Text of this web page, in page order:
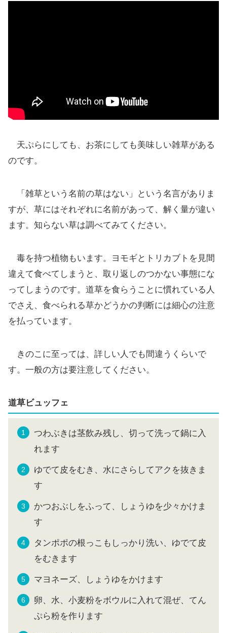
天ぷらにしても、お茶にしても美味しい雑草がある
のです。
「雑草という名前の草はない」という名言がありま
すが、草にはそれぞれに名前があって、解く量が違い
ます。知らない草は調べてみてください。
毒を持つ植物もいます。ヨモギとトリカブトを見間
違えて食べてしまうと、取り返しのつかない事態にな
ってしまうのです。道草を食らうことに慣れている人
でさえ、食べられる草かどうかの判断には細心の注意
を払っています。
きのこに至っては、詳しい人でも間違うくらいで
す。一般の方は要注意してください。
道草ビュッフェ
つわぶきは茎飲み残し、切って洗って鍋に入
れます
ゆでて皮をむき、水にさらしてアクを抜きま
す
かつおぶしをふって、しょうゆを少々かけま
す
タンポポの根っこもしっかり洗い、ゆでて皮
をむきます
マヨネーズ、しょうゆをかけます
卵、水、小麦粉をボウルに入れて混ぜ、てん
ぷら粉を作ります